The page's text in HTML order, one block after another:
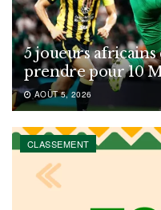
5 joueurs
prendre pour 10
AOÛT 5, 2026
CLASSEMENT